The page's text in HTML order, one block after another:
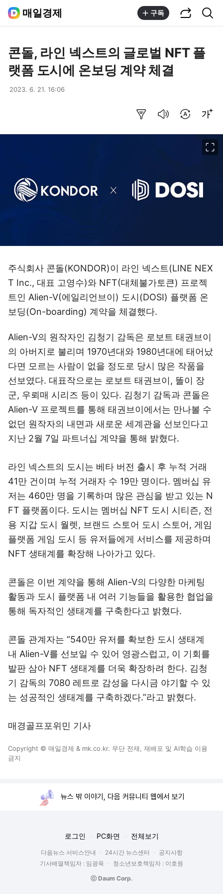
매일경제 구독
콘돌, 라인 넥스트의 글로벌 NFT 플
랫폼 도시에 온보딩 계약 체결
2023. 6. 21. 16:06
주식회사 콘돌(KONDOR)이 라인 넥스트(LINE NEX
T Inc., 대표 고영수)와 NFT(대체불가토큰) 프로젝
트인 Alien-V(에일리언브이) 도시(DOSI) 플랫폼 온
보딩(On-boarding) 계약을 체결했다.
Alien-V의 원작자인 김청기 감독은 로보트 태권브이
의 아버지로 불리며 1970년대와 1980년대에 태어났
다면 모르는 사람이 없을 정도로 당시 많은 작품을
선보였다. 대표작으로는 로보트 태권브이, 똘이 장
군, 우뢰매 시리즈 등이 있다. 김청기 감독과 콘돌은
Alien-V 프로젝트를 통해 태권브이에서는 만나볼 수
없던 원작자의 내면과 새로운 세계관을 선보인다고
지난 2월 7일 파트너십 계약을 통해 밝혔다.
라인 넥스트의 도시는 베타 버전 출시 후 누적 거래
41만 건이며 누적 거래자 수 19만 명이다. 멤버십 유
저는 460만 명을 기록하며 많은 관심을 받고 있는 N
FT 플랫폼이다. 도시는 멤버십 NFT 도시 시티즌, 전
용 지갑 도시 월렛, 브랜드 스토어 도시 스토어, 게임
플랫폼 게임 도시 등 유저들에게 서비스를 제공하며
NFT 생태계를 확장해 나아가고 있다.
콘돌은 이번 계약을 통해 Alien-V의 다양한 마케팅
활동과 도시 플랫폼 내 여러 기능들을 활용한 협업을
통해 독자적인 생태계를 구축한다고 밝혔다.
콘돌 관계자는 “540만 유저를 확보한 도시 생태계
내 Alien-V를 선보일 수 있어 영광스럽고, 이 기회를
발판 삼아 NFT 생태계를 더욱 확장하려 한다. 김청
기 감독의 7080 레트로 감성을 다시금 야기할 수 있
는 성공적인 생태계를 구축하겠다.”라고 밝혔다.
매경골프포위민 기사
Copyright © 매일경제 & mk.co.kr. 무단 전재, 재배포 및 AI학습 이용
금지
뉴스 밖 이야기, 다음 커뮤니티 웹에서 보기
로그인 PC화면 전체보기
다음뉴스 서비스안내 24시간 뉴스센터
공지사항
기사배열책임자 : 임광욱
청소년보호책임자 : 이호원
ⓒ Daum Corp.